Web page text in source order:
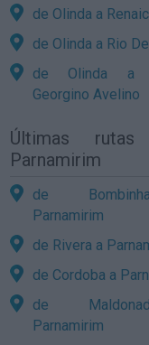
de Olinda a
de Olinda a Rio
de Olinda a
Georgino Avelino
Últimas
Parnamirim
de
Parnamirim
de Rivera a
de Cordoba a
de
Parnamirim